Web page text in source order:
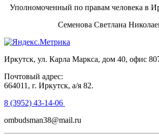
Уполномоченный по правам человека в
Семенова Светлана
Иркутск, ул. Карла Маркса, дом 40, офис
Почтовый адрес:
664011, г. Иркутск, а/я 82.
8 (3952) 43-14-06
ombudsman38@mail.ru